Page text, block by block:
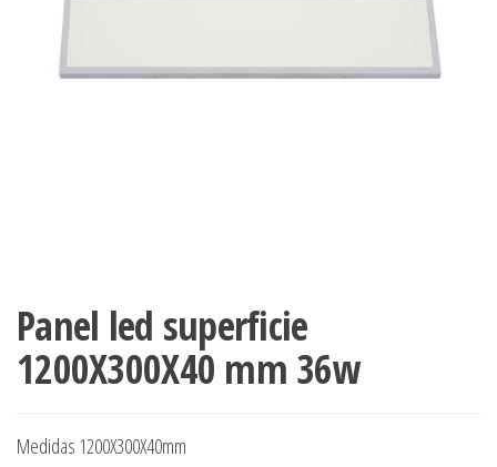
Panel led superficie
1200X300X40 mm 36w
Medidas 1200X300X40mm